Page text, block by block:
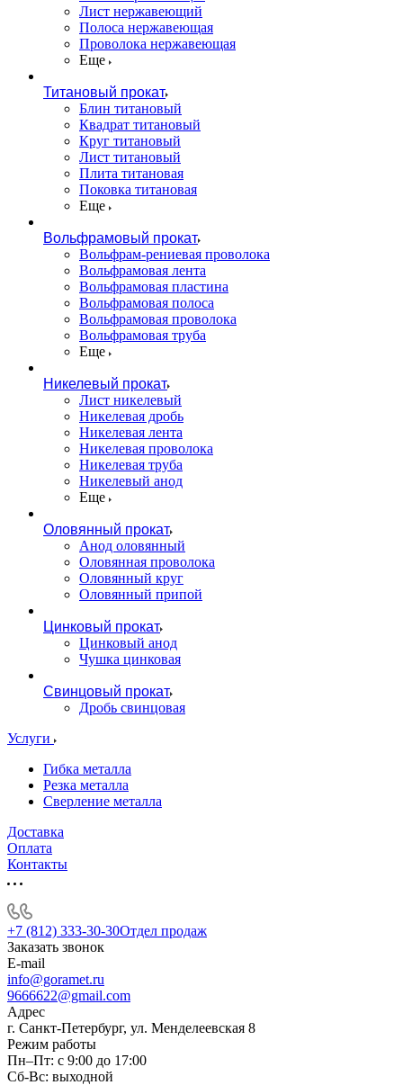
Лист нержавеющий
Полоса нержавеющая
Проволока нержавеющая
Еще
Титановый прокат
Блин титановый
Квадрат титановый
Круг титановый
Лист титановый
Плита титановая
Поковка титановая
Еще
Вольфрамовый прокат
Вольфрам-рениевая проволока
Вольфрамовая лента
Вольфрамовая пластина
Вольфрамовая полоса
Вольфрамовая проволока
Вольфрамовая труба
Еще
Никелевый прокат
Лист никелевый
Никелевая дробь
Никелевая лента
Никелевая проволока
Никелевая труба
Никелевый анод
Еще
Оловянный прокат
Анод оловянный
Оловянная проволока
Оловянный круг
Оловянный припой
Цинковый прокат
Цинковый анод
Чушка цинковая
Свинцовый прокат
Дробь свинцовая
Услуги
Гибка металла
Резка металла
Сверление металла
Доставка
Оплата
Контакты
+7 (812) 333-30-30Отдел продаж
Заказать звонок
E-mail
info@goramet.ru
9666622@gmail.com
Адрес
г. Санкт-Петербург, ул. Менделеевская 8
Режим работы
Пн–Пт: с 9:00 до 17:00
Сб-Вс: выходной